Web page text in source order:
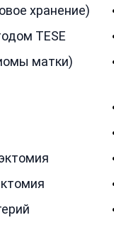
хранение)
TESE
матки)